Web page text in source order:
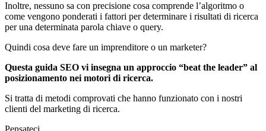
Inoltre, nessuno sa con precisione cosa comprende l’algoritmo o
come vengono ponderati i fattori per determinare i risultati di ricerca
per una determinata parola chiave o query.
Quindi cosa deve fare un imprenditore o un marketer?
Questa guida SEO vi insegna un approccio “beat the leader” al
posizionamento nei motori di ricerca.
Si tratta di metodi comprovati che hanno funzionato con i nostri
clienti del marketing di ricerca.
Pensateci…